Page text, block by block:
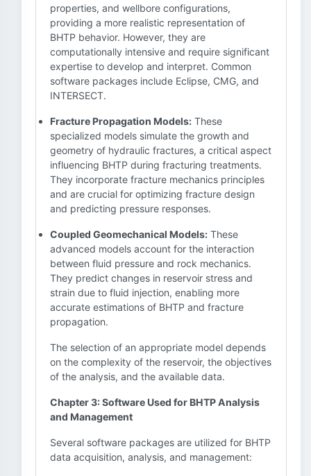
properties, and wellbore configurations,
providing a more realistic representation of
BHTP behavior. However, they are
computationally intensive and require significant
expertise to develop and interpret. Common
software packages include Eclipse, CMG, and
INTERSECT.
Fracture Propagation Models: These
specialized models simulate the growth and
geometry of hydraulic fractures, a critical aspect
influencing BHTP during fracturing treatments.
They incorporate fracture mechanics principles
and are crucial for optimizing fracture design
and predicting pressure responses.
Coupled Geomechanical Models: These
advanced models account for the interaction
between fluid pressure and rock mechanics.
They predict changes in reservoir stress and
strain due to fluid injection, enabling more
accurate estimations of BHTP and fracture
propagation.
The selection of an appropriate model depends
on the complexity of the reservoir, the objectives
of the analysis, and the available data.
Chapter 3: Software Used for BHTP Analysis
and Management
Several software packages are utilized for BHTP
data acquisition, analysis, and management: